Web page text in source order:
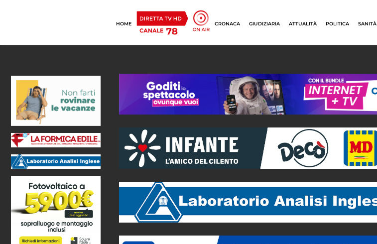
HOME CRONACA GIUDIZIARIA ATTUALITÀ POLITICA SANITÀ